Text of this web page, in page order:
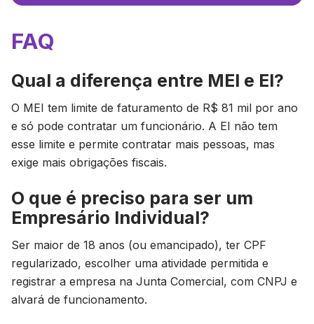
FAQ
Qual a diferença entre MEI e EI?
O MEI tem limite de faturamento de R$ 81 mil por ano
e só pode contratar um funcionário. A EI não tem
esse limite e permite contratar mais pessoas, mas
exige mais obrigações fiscais.
O que é preciso para ser um
Empresário Individual?
Ser maior de 18 anos (ou emancipado), ter CPF
regularizado, escolher uma atividade permitida e
registrar a empresa na Junta Comercial, com CNPJ e
alvará de funcionamento.